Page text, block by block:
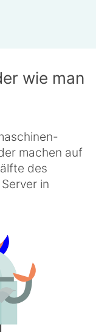
wie man
machen auf
des
in